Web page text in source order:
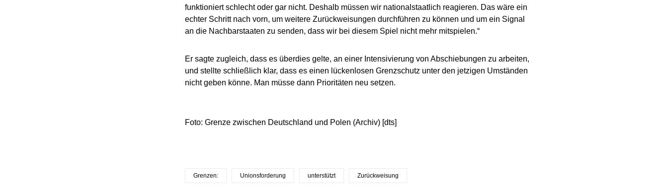
funktioniert schlecht oder gar nicht. Deshalb müssen wir nationalstaatlich reagieren. Das wäre ein
echter Schritt nach vorn, um weitere Zurückweisungen durchführen zu können und um ein Signal
an die Nachbarstaaten zu senden, dass wir bei diesem Spiel nicht mehr mitspielen.“
Er sagte zugleich, dass es überdies gelte, an einer Intensivierung von Abschiebungen zu arbeiten,
und stellte schließlich klar, dass es einen lückenlosen Grenzschutz unter den jetzigen Umständen
nicht geben könne. Man müsse dann Prioritäten neu setzen.
Foto: Grenze zwischen Deutschland und Polen (Archiv) [dts]
Grenzen: Unionsforderung unterstützt Zurückweisung